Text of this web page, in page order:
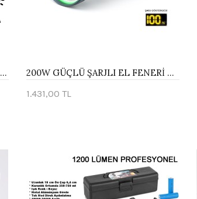
GT LED TAŞINABİLİR GÜNEŞ SOLAR LEDLİ FENER WATTON WT-415
200W GÜÇLÜ ŞARJLI EL FENERİ PROJEKTÖR WATTON WT-411
1.431,00 TL